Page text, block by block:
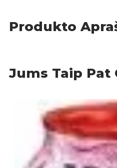
Produkto
Jums Taip Pat